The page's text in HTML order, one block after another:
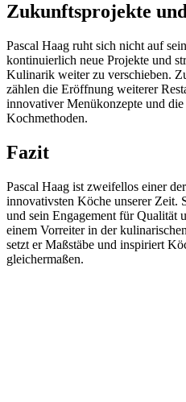
Zukunftsprojekte
Pascal Haag ruht sich nicht auf
kontinuierlich neue Projekte und
Kulinarik weiter zu verschieben.
zählen die Eröffnung weiterer
innovativer Menükonzepte und
Kochmethoden.
Fazit
Pascal Haag ist zweifellos einer
innovativsten Köche unserer Zeit.
und sein Engagement für Qualität
einem Vorreiter in der
setzt er Maßstäbe und inspiriert
gleichermaßen.